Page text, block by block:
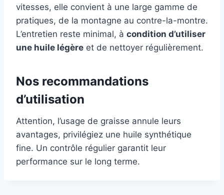
vitesses, elle convient à une large gamme de
pratiques, de la montagne au contre-la-montre.
L’entretien reste minimal, à condition d’utiliser
une huile légère et de nettoyer régulièrement.
Nos recommandations
d’utilisation
Attention, l’usage de graisse annule leurs
avantages, privilégiez une huile synthétique
fine. Un contrôle régulier garantit leur
performance sur le long terme.